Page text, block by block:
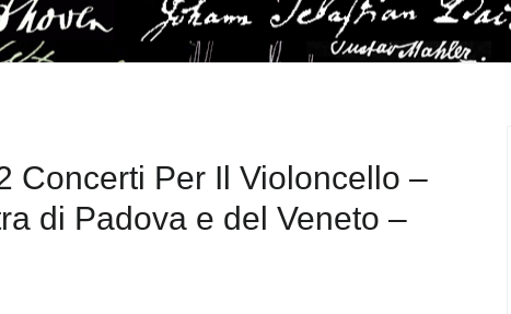
Concerti Per Il Violoncello –
di Padova e del Veneto –